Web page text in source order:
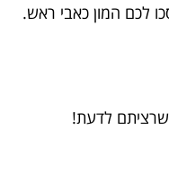
לכם המון כאבי ראש.
שרציתם לדעת!